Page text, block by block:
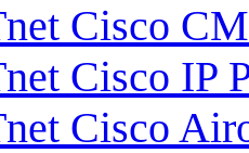
Cisco
Cisco IP
Cisco